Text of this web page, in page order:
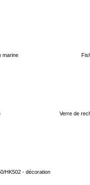
marine
Verre de
HK502 - décoration